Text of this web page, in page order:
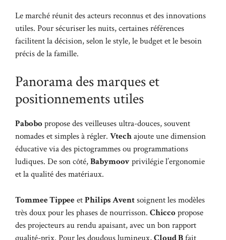
Le marché réunit des acteurs reconnus et des innovations
utiles. Pour sécuriser les nuits, certaines références
facilitent la décision, selon le style, le budget et le besoin
précis de la famille.
Panorama des marques et
positionnements utiles
Pabobopropose des veilleuses ultra-douces, souvent
nomades et simples à régler. Vtechajoute une dimension
éducative via des pictogrammes ou programmations
ludiques. De son côté,Babymoovprivilégie l’ergonomie
et la qualité des matériaux.
Tommee TippeeetPhilips Aventsoignent les modèles
très doux pour les phases de nourrisson. Chiccopropose
des projecteurs au rendu apaisant, avec un bon rapport